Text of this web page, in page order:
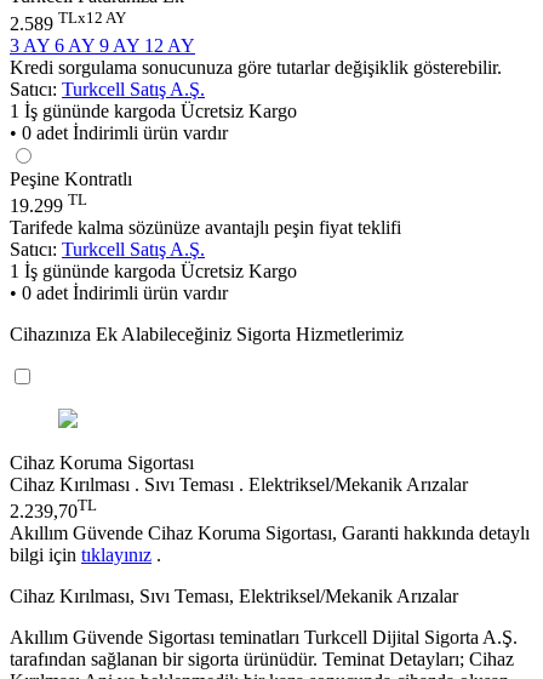
2.589 TLx12 AY
3 AY 6 AY 9 AY 12 AY
Kredi sorgulama sonucunuza göre tutarlar değişiklik gösterebilir.
Satıcı: Turkcell Satış A.Ş.
1 İş gününde kargoda Ücretsiz Kargo
• 0 adet İndirimli ürün vardır
Peşine Kontratlı
19.299 TL
Tarifede kalma sözünüze avantajlı peşin fiyat teklifi
Satıcı: Turkcell Satış A.Ş.
1 İş gününde kargoda Ücretsiz Kargo
• 0 adet İndirimli ürün vardır
Cihazınıza Ek Alabileceğiniz Sigorta Hizmetlerimiz
Cihaz Koruma Sigortası
Cihaz Kırılması . Sıvı Teması . Elektriksel/Mekanik Arızalar
2.239,70TL
Akıllım Güvende Cihaz Koruma Sigortası, Garanti hakkında detaylı
bilgi için tıklayınız .
Cihaz Kırılması, Sıvı Teması, Elektriksel/Mekanik Arızalar
Akıllım Güvende Sigortası teminatları Turkcell Dijital Sigorta A.Ş.
tarafından sağlanan bir sigorta ürünüdür. Teminat Detayları; Cihaz